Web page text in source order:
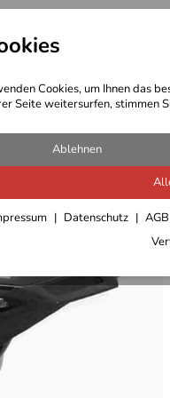
Cookies, um Ihnen das
Seite weitersurfen, stimmen
Ablehnen
Datenschutz AGB
Bekleidung